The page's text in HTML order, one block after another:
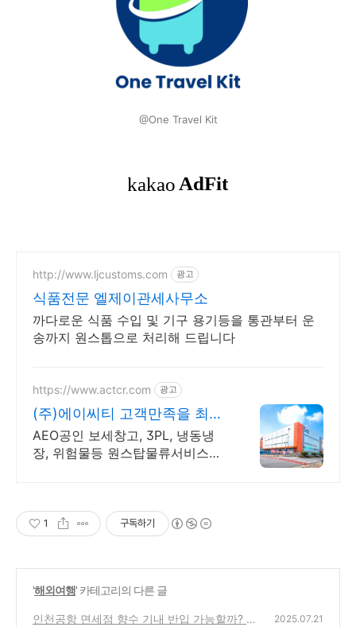
@One Travel Kit
http://www.ljcustoms.com 광고
식품전문 엘제이관세사무소
까다로운 식품 수입 및 기구 용기등을 통관부터 운
송까지 원스톱으로 처리해 드립니다
https://www.actcr.com 광고
(주)에이씨티 고객만족을 최우
선
AEO공인 보세창고, 3PL, 냉동냉
장, 위험물등 원스탑물류서비스제
1 구독하기
'해외여행' 카테고리의 다른 글
인천공항 면세점 향수 기내 반입 가능할까? 20
2025.07.21